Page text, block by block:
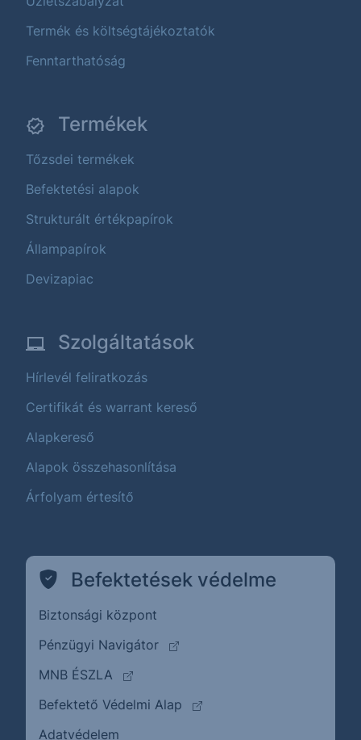
Termék és költségtájékoztatók
Fenntarthatóság
Termékek
Tőzsdei termékek
Befektetési alapok
Strukturált értékpapírok
Állampapírok
Devizapiac
Szolgáltatások
Hírlevél feliratkozás
Certifikát és warrant kereső
Alapkereső
Alapok összehasonlítása
Árfolyam értesítő
Befektetések védelme
Biztonsági központ
Pénzügyi Navigátor
(külső oldalra ugrik)
MNB ÉSZLA
(külső oldalra ugrik)
Befektető Védelmi Alap
(külső oldalra ugrik)
Adatvédelem